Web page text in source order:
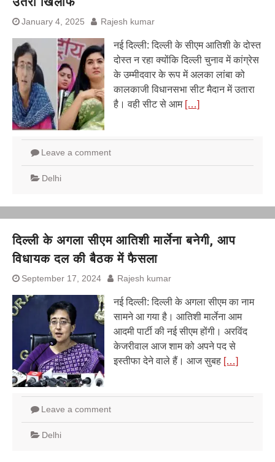
January 4, 2025 Rajesh kumar
नई दिल्ली: दिल्ली के सीएम आतिशी के दोस्त
दोस्त न रहा क्योंकि दिल्ली चुनाव में कांग्रेस
के उम्मीदवार के रूप में अलका लांबा को
कालकाजी विधानसभा सीट मैदान में उतारा
है। वही सीट से आम […]
Leave a comment
Delhi
दिल्ली के अगला सीएम आतिशी मार्लेना बनेगी, आप
विधायक दल की बैठक में फैसला
September 17, 2024 Rajesh kumar
नई दिल्ली: दिल्ली के अगला सीएम का नाम
सामने आ गया है। आतिशी मार्लेना आम
आदमी पार्टी की नई सीएम होंगी। अरविंद
केजरीवाल आज शाम को अपने पद से
इस्तीफा देने वाले हैं। आज सुबह […]
Leave a comment
Delhi